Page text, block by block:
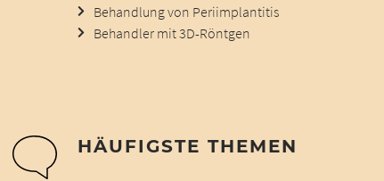
Behandlung von Periimplantitis
Behandler mit 3D-Röntgen
HÄUFIGSTE THEMEN